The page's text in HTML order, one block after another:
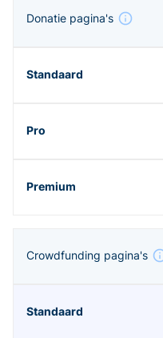
Donatie pagina's
Crowdfunding pagina's